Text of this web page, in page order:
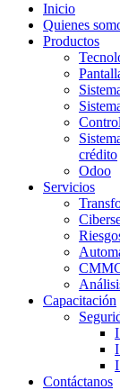
Inicio
Quienes
Productos
crédito
Odoo
Servicios
Capacitación
Contáctanos